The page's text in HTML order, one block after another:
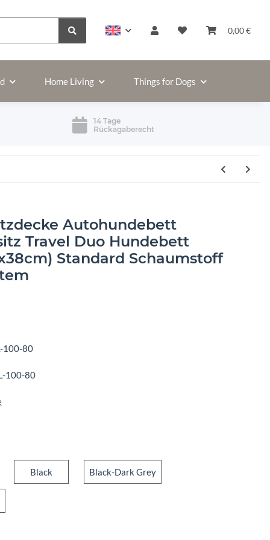
0,00 €
Home Living Things for Dogs
14 Tage
Rückagaberecht
Autohundebett
Travel Duo Hundebett
Standard Schaumstoff
100-80
100-80
BlackBlack Black-Dark GreyBlack-Dark Grey